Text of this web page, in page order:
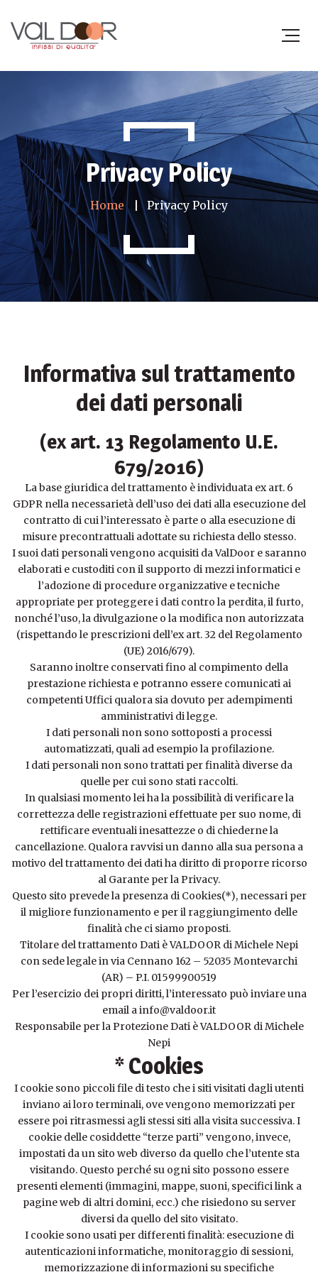
Privacy Policy
Home Privacy Policy
Informativa sul trattamento
dei dati personali
(ex art. 13 Regolamento U.E.
679/2016)
La base giuridica del trattamento è individuata ex art. 6
GDPR nella necessarietà dell’uso dei dati alla esecuzione del
contratto di cui l’interessato è parte o alla esecuzione di
misure precontrattuali adottate su richiesta dello stesso.
I suoi dati personali vengono acquisiti da ValDoor e saranno
elaborati e custoditi con il supporto di mezzi informatici e
l’adozione di procedure organizzative e tecniche
appropriate per proteggere i dati contro la perdita, il furto,
nonché l’uso, la divulgazione o la modifica non autorizzata
(rispettando le prescrizioni dell’ex art. 32 del Regolamento
(UE) 2016/679).
Saranno inoltre conservati fino al compimento della
prestazione richiesta e potranno essere comunicati ai
competenti Uffici qualora sia dovuto per adempimenti
amministrativi di legge.
I dati personali non sono sottoposti a processi
automatizzati, quali ad esempio la profilazione.
I dati personali non sono trattati per finalità diverse da
quelle per cui sono stati raccolti.
In qualsiasi momento lei ha la possibilità di verificare la
correttezza delle registrazioni effettuate per suo nome, di
rettificare eventuali inesattezze o di chiederne la
cancellazione. Qualora ravvisi un danno alla sua persona a
motivo del trattamento dei dati ha diritto di proporre ricorso
al Garante per la Privacy.
Questo sito prevede la presenza di Cookies(*), necessari per
il migliore funzionamento e per il raggiungimento delle
finalità che ci siamo proposti.
Titolare del trattamento Dati è VALDOOR di Michele Nepi
con sede legale in via Cennano 162 – 52035 Montevarchi
(AR) – P.I. 01599900519
Per l’esercizio dei propri diritti, l’interessato può inviare una
email a info@valdoor.it
Responsabile per la Protezione Dati è VALDOOR di Michele
Nepi
* Cookies
I cookie sono piccoli file di testo che i siti visitati dagli utenti
inviano ai loro terminali, ove vengono memorizzati per
essere poi ritrasmessi agli stessi siti alla visita successiva. I
cookie delle cosiddette “terze parti” vengono, invece,
impostati da un sito web diverso da quello che l’utente sta
visitando. Questo perché su ogni sito possono essere
presenti elementi (immagini, mappe, suoni, specifici link a
pagine web di altri domini, ecc.) che risiedono su server
diversi da quello del sito visitato.
I cookie sono usati per differenti finalità: esecuzione di
autenticazioni informatiche, monitoraggio di sessioni,
memorizzazione di informazioni su specifiche